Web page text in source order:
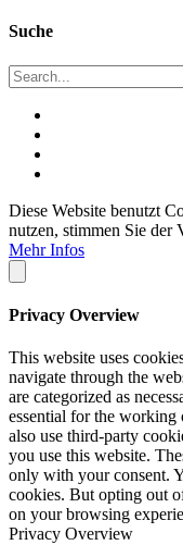
Suche
Diese Website benutzt
nutzen, stimmen Sie der
Mehr Infos
Privacy Overview
This website uses
navigate through the
are categorized as
essential for the working
also use third-party
you use this website.
only with your consent.
cookies. But opting out
on your browsing
Privacy Overview